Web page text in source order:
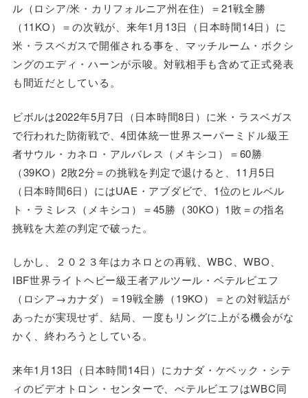
ル（ロシア/米・カリフォルニア州在住）＝21戦全勝
（11KO）＝の次戦が、来年1月13日（日本時間14日）に
米・ラスベガスで開催される事を、マッチルーム・ボクシ
ングのエディ・ハーンが示唆。対戦相手も含めて正式発表
も間近だとしている。
ビボルは2022年5月7日（日本時間8日）に米・ラスベガス
で行われた防衛戦で、4団体統一世界スーパーミドル級王
者サウル・カネロ・アルバレス（メキシコ）＝60勝
（39KO）2敗2分＝の挑戦を判定で退けると、11月5日
（日本時間6日）にはUAE・アブダビで、1位のヒルベル
ト・ラミレス（メキシコ）＝45勝（30KO）1敗＝の指名
挑戦を大差の判定で破った。
しかし、２０２３年はカネロとの再戦、WBC、WBO、
IBF世界ライトヘビー級王者アルツール・ベテルビエフ
（ロシア→カナダ）＝19戦全勝（19KO）＝との対戦話が
あったが実現せず、結局、一度もリングに上がる機会がな
かく、終わろうとしている。
来年1月13日（日本時間14日）にカナダ・ケベック・シテ
ィのビデオトロン・センターで、べテルビエフはWBC同